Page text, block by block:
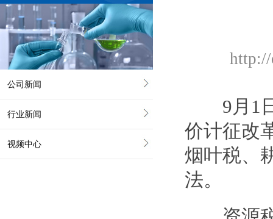
公司新闻
行业新闻
视频中心
9月1日
价计征改
烟叶税、
法。